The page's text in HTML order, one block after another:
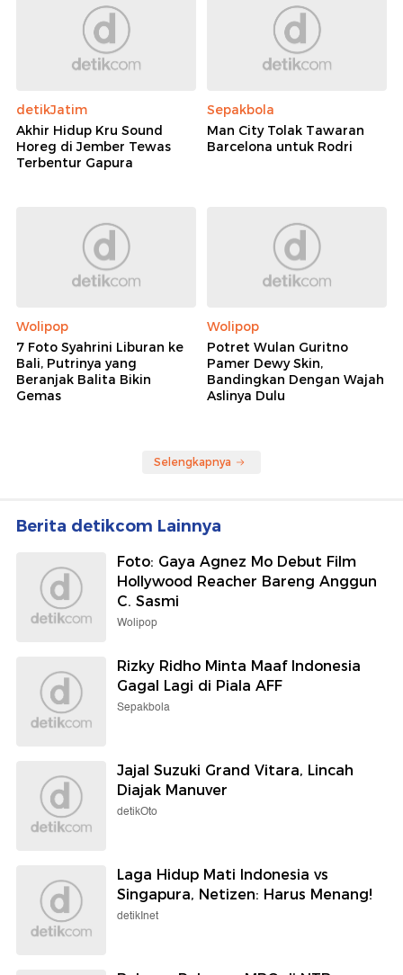
detikJatim
Akhir Hidup Kru Sound
Horeg di Jember Tewas
Terbentur Gapura
Sepakbola
Man City Tolak Tawaran
Barcelona untuk Rodri
Wolipop
7 Foto Syahrini Liburan ke
Bali, Putrinya yang
Beranjak Balita Bikin
Gemas
Wolipop
Potret Wulan Guritno
Pamer Dewy Skin,
Bandingkan Dengan Wajah
Aslinya Dulu
Selengkapnya
Berita detikcom Lainnya
Foto: Gaya Agnez Mo Debut Film
Hollywood Reacher Bareng Anggun
C. Sasmi
Wolipop
Rizky Ridho Minta Maaf Indonesia
Gagal Lagi di Piala AFF
Sepakbola
Jajal Suzuki Grand Vitara, Lincah
Diajak Manuver
detikOto
Laga Hidup Mati Indonesia vs
Singapura, Netizen: Harus Menang!
detikInet